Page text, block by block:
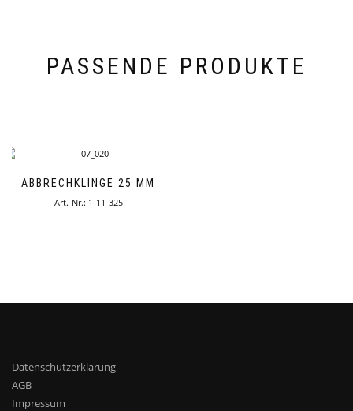
PASSENDE PRODUKTE
ABBRECHKLINGE 25 MM
Art.-Nr.: 1-11-325
Datenschutzerklärung
AGB
Impressum